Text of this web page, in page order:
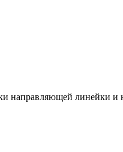
направляющей линейки и